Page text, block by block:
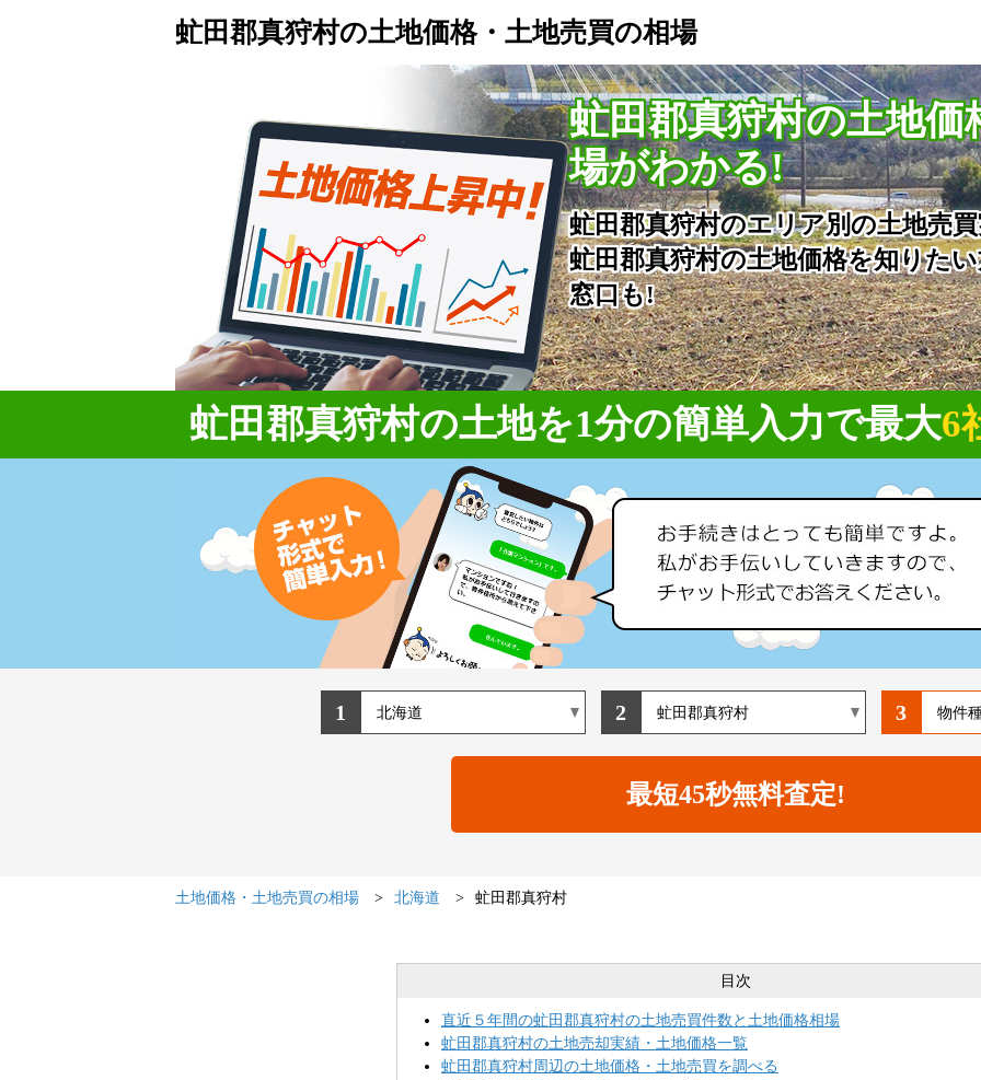
虻田郡真狩村の土地価格・土地売買の相場
虻田郡真狩村の土地価
場がわかる!
虻田郡真狩村のエリア別の土地売
虻田郡真狩村の土地価格を知りた
窓口も!
虻田郡真狩村の土地を1分の簡単入力で最大6
1 2 3
土地価格・土地売買の相場 北海道 虻田郡真狩村
目次
直近５年間の虻田郡真狩村の土地売買件数と土地価格相場
虻田郡真狩村の土地売却実績・土地価格一覧
虻田郡真狩村周辺の土地価格・土地売買を調べる